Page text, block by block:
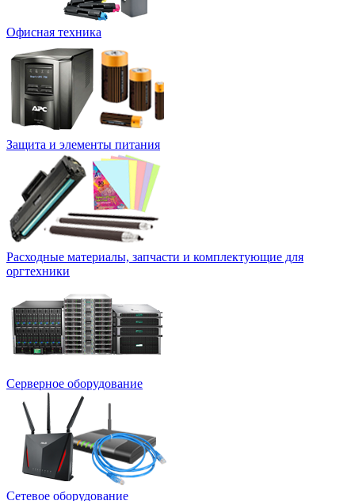
Офисная техника
Защита и элементы питания
Расходные материалы, запчасти и комплектующие для
оргтехники
Серверное оборудование
Сетевое оборудование